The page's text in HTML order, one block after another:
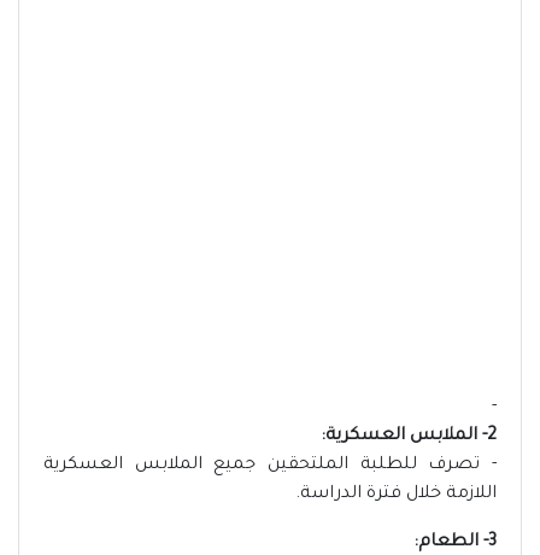
-
2- الملابس العسكرية:
- تصرف للطلبة الملتحقين جميع الملابس العسكرية
اللازمة خلال فترة الدراسة.
3- الطعام: